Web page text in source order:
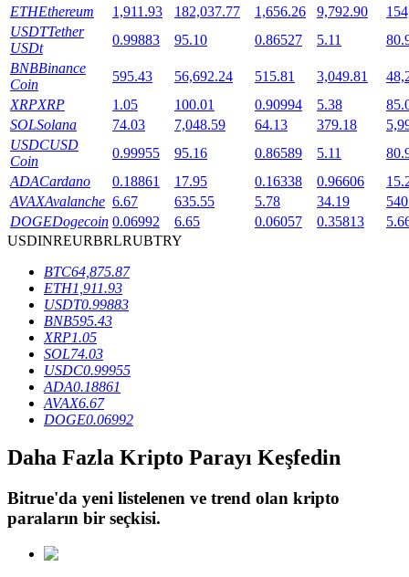
Launchpool
Popüler token'lar kazanmak için esnek staking
BTR Kilitleme
Kripto destekli borçlanma hizmeti
ETHEthereum 1,911.93 182,037.77 1,656.26 9,792.90
USDTTether
USDt
0.99883 95.10 0.86527 5.11
BNBBinance
Coin
595.43 56,692.24 515.81 3,049.81
XRPXRP 1.05 100.01 0.90994 5.38
SOLSolana 74.03 7,048.59 64.13 379.18
USDCUSD
Coin
0.99955 95.16 0.86589 5.11
ADACardano 0.18861 17.95 0.16338 0.96606
AVAXAvalanche 6.67 635.55 5.78 34.19
DOGEDogecoin 0.06992 6.65 0.06057 0.35813
USDINREURBRLRUBTRY
BTC64,875.87
ETH1,911.93
USDT0.99883
BNB595.43
XRP1.05
SOL74.03
USDC0.99955
ADA0.18861
AVAX6.67
DOGE0.06992
Daha Fazla Kripto Parayı Keşfedin
Bitrue'da yeni listelenen ve trend olan kripto
paraların bir seçkisi.